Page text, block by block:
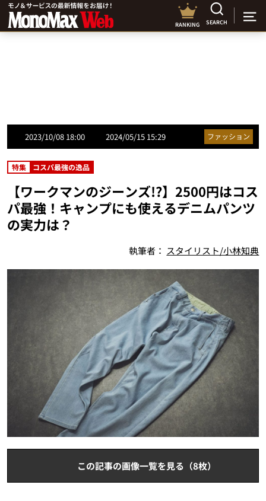
RANKING SEARCH
2023/10/08 18:00 2024/05/15 15:29 ファッション
特集 コスパ最強の逸品
【ワークマンのジーンズ!?】2500円はコス
パ最強！キャンプにも使えるデニムパンツ
の実力は？
執筆者： スタイリスト/小林知典
この記事の画像一覧を見る（8枚）